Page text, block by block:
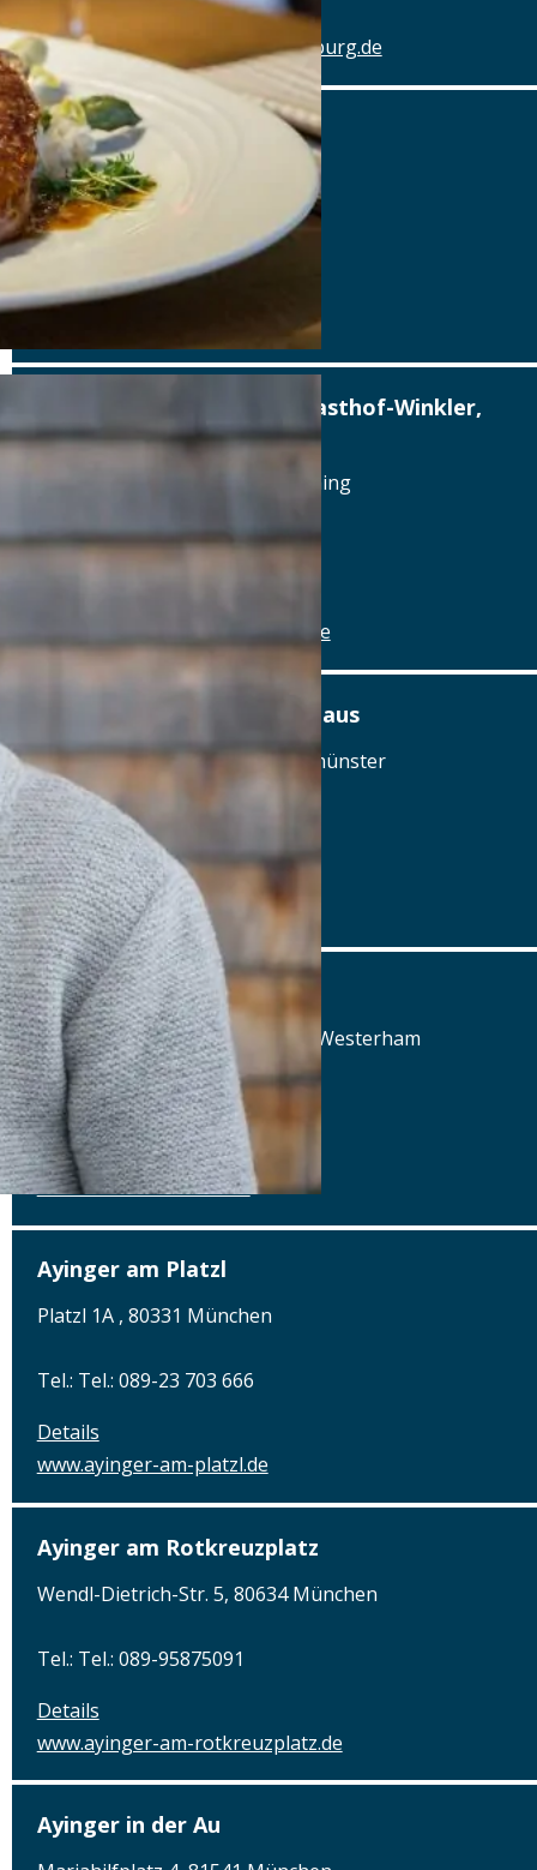
Details
www.hotel-schlachthof-regensburg.de
Alter Wirt
Marktplatz 1, 82031 Grünwald
Tel.: Tel.: 089-6419340
Details
Altstadthotel, Brauerei-Gasthof-Winkler,
Berching
Reichenauplatz 22, 92334 Berching
Tel.: Tel.: 08462-1327
www.brauereigasthof-winkler.de
Am Ödenturm – Das Gasthaus
Am Ödenturm 11, 93413 Chammünster
Tel.: Tel.: 09971-89270
Details
www.oedenturm.de
Aschbacher Hof
Aschbach 3, 83620 Feldkirchen-Westerham
Tel.: Tel.: 08063-80660
Details
www.aschbacher-hof.de
Ayinger am Platzl
Platzl 1A , 80331 München
Tel.: Tel.: 089-23 703 666
Details
www.ayinger-am-platzl.de
Ayinger am Rotkreuzplatz
Wendl-Dietrich-Str. 5, 80634 München
Tel.: Tel.: 089-95875091
Details
www.ayinger-am-rotkreuzplatz.de
Ayinger in der Au